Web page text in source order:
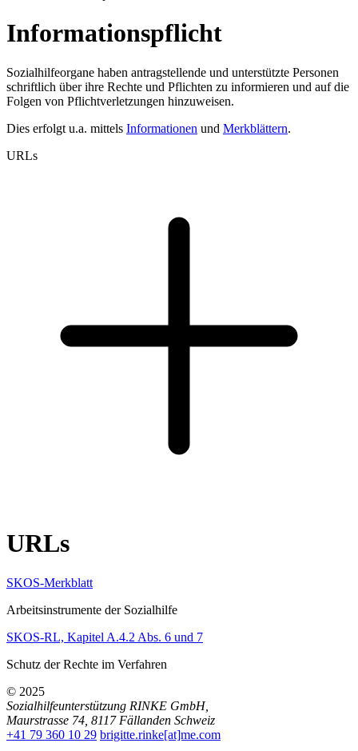
Informationspflicht
Sozialhilfeorgane haben antragstellende und unterstützte Personen
schriftlich über ihre Rechte und Pflichten zu informieren und auf die
Folgen von Pflichtverletzungen hinzuweisen.
Dies erfolgt u.a. mittels Informationen und Merkblättern.
URLs
URLs
SKOS-Merkblatt
Arbeitsinstrumente der Sozialhilfe
SKOS-RL, Kapitel A.4.2 Abs. 6 und 7
Schutz der Rechte im Verfahren
© 2025
Sozialhilfeunterstützung RINKE GmbH,
Maurstrasse 74 8117 Fällanden Schweiz
+41 79 360 10 29 brigitte.rinke[at]me.com